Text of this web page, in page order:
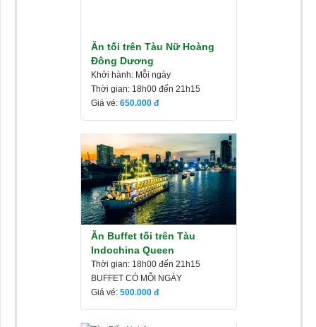
Ăn tối trên Tàu Nữ Hoàng
Đông Dương
Khởi hành: Mỗi ngày
Thời gian: 18h00 đến 21h15
Giá vé: 650.000
Ăn Buffet tối trên Tàu
Indochina Queen
Thời gian: 18h00 đến 21h15
BUFFET CÓ MỖI NGÀY
Giá vé: 500.000